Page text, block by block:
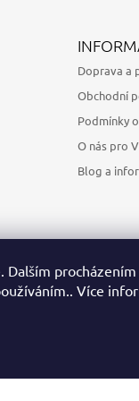
Dalším
Více
Doprava a
Obchodní
Podmínky
O nás pro
Blog a